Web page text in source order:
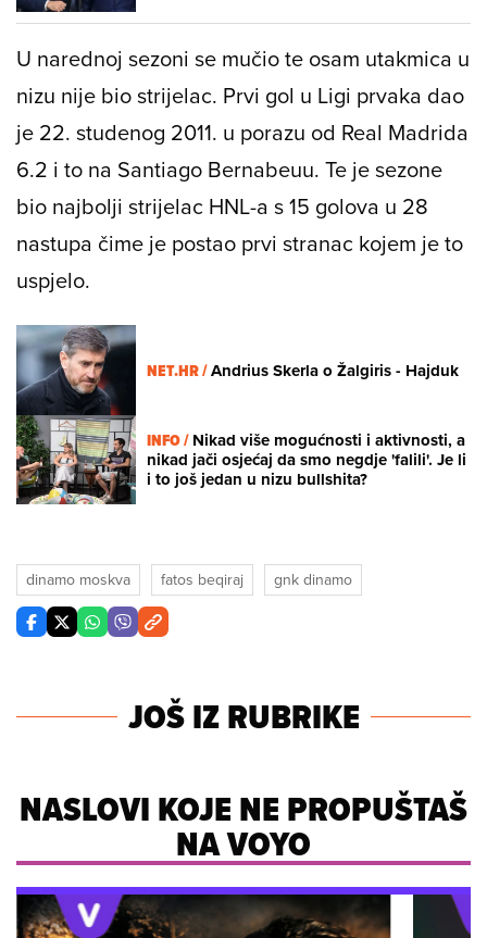
U narednoj sezoni se mučio te osam utakmica u
nizu nije bio strijelac. Prvi gol u Ligi prvaka dao
je 22. studenog 2011. u porazu od Real Madrida
6.2 i to na Santiago Bernabeuu. Te je sezone
bio najbolji strijelac HNL-a s 15 golova u 28
nastupa čime je postao prvi stranac kojem je to
uspjelo.
NET.HR /Andrius Skerla o Žalgiris - Hajduk
INFO /Nikad više mogućnosti i aktivnosti, a
nikad jači osjećaj da smo negdje 'falili'. Je li
i to još jedan u nizu bullshita?
dinamo moskva fatos beqiraj gnk dinamo
JOŠ IZ RUBRIKE
NASLOVI KOJE NE PROPUŠTAŠ
NA VOYO